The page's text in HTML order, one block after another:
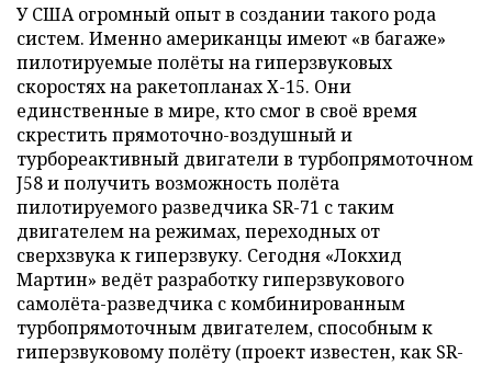
У США огромный опыт в создании такого рода
систем. Именно американцы имеют «в багаже»
пилотируемые полёты на гиперзвуковых
скоростях на ракетопланах Х-15. Они
единственные в мире, кто смог в своё время
скрестить прямоточно-воздушный и
турбореактивный двигатели в турбопрямоточном
J58 и получить возможность полёта
пилотируемого разведчика SR-71 с таким
двигателем на режимах, переходных от
сверхзвука к гиперзвуку. Сегодня «Локхид
Мартин» ведёт разработку гиперзвукового
самолёта-разведчика с комбинированным
турбопрямоточным двигателем, способным к
гиперзвуковому полёту (проект известен, как SR-